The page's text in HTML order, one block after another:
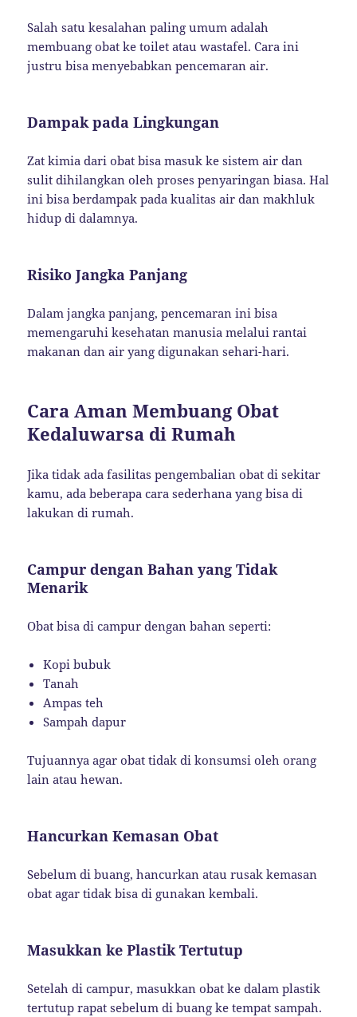
Salah satu kesalahan paling umum adalah
membuang obat ke toilet atau wastafel. Cara ini
justru bisa menyebabkan pencemaran air.
Dampak pada Lingkungan
Zat kimia dari obat bisa masuk ke sistem air dan
sulit dihilangkan oleh proses penyaringan biasa. Hal
ini bisa berdampak pada kualitas air dan makhluk
hidup di dalamnya.
Risiko Jangka Panjang
Dalam jangka panjang, pencemaran ini bisa
memengaruhi kesehatan manusia melalui rantai
makanan dan air yang digunakan sehari-hari.
Cara Aman Membuang Obat
Kedaluwarsa di Rumah
Jika tidak ada fasilitas pengembalian obat di sekitar
kamu, ada beberapa cara sederhana yang bisa di
lakukan di rumah.
Campur dengan Bahan yang Tidak
Menarik
Obat bisa di campur dengan bahan seperti:
Kopi bubuk
Tanah
Ampas teh
Sampah dapur
Tujuannya agar obat tidak di konsumsi oleh orang
lain atau hewan.
Hancurkan Kemasan Obat
Sebelum di buang, hancurkan atau rusak kemasan
obat agar tidak bisa di gunakan kembali.
Masukkan ke Plastik Tertutup
Setelah di campur, masukkan obat ke dalam plastik
tertutup rapat sebelum di buang ke tempat sampah.